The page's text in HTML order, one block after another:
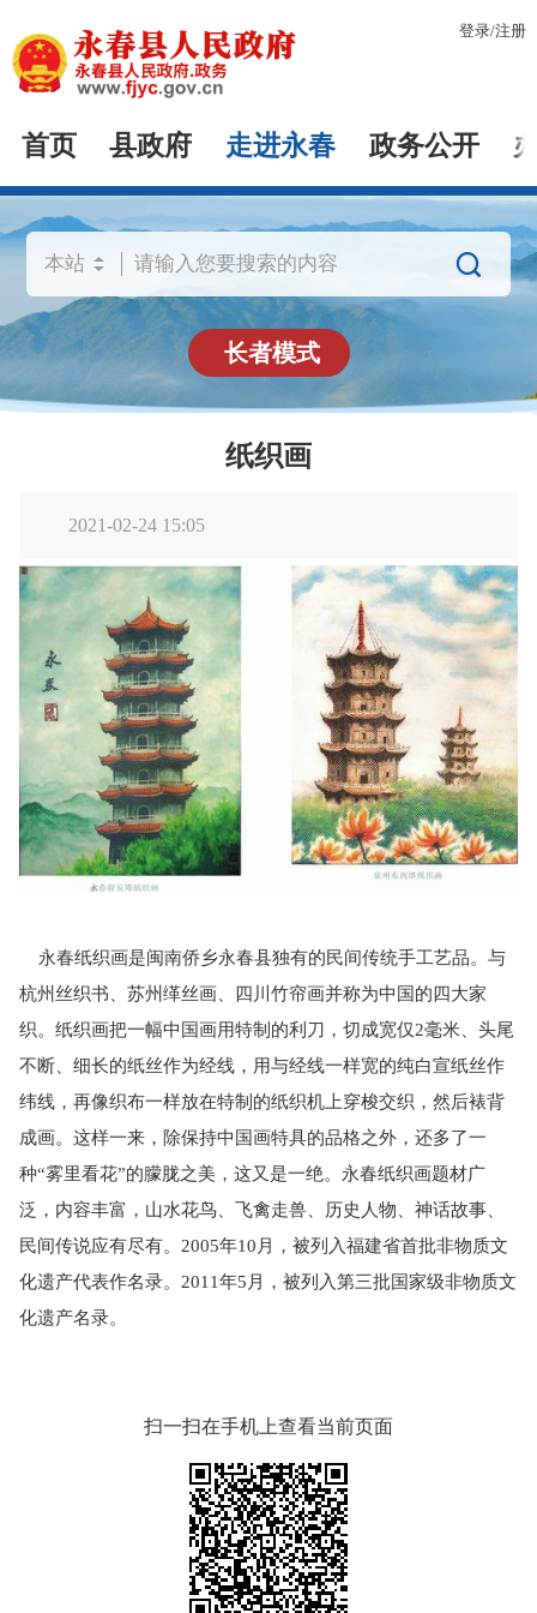
登录/注册
首页 县政府 走进永春 政务公开

长者模式
纸织画
2021-02-24 15:05
永春纸织画是闽南侨乡永春县独有的民间传统手工艺品。与
杭州丝织书、苏州缂丝画、四川竹帘画并称为中国的四大家
织。纸织画把一幅中国画用特制的利刀 ， 切成宽仅2毫米、头尾
不断、细长的纸丝作为经线 ， 用与经线一样宽的纯白宣纸丝作
纬线 ， 再像织布一样放在特制的纸织机上穿梭交织 ， 然后裱背
成画。这样一来 ， 除保持中国画特具的品格之外 ， 还多了一
种“雾里看花”的朦胧之美 ， 这又是一绝。永春纸织画题材广
泛 ， 内容丰富，山水花鸟、飞禽走兽、历史人物、神话故事、
民间传说应有尽有。 2005年10 月，被列入福建省首批非物质文
化遗产代表作名录。 2011年5 月，被列入第三批国家级非物质文
化遗产名录。
扫一扫在手机上查看当前页面